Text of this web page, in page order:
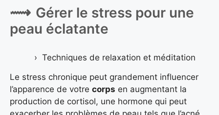
Gérer le stress pour une
peau éclatante
Techniques de relaxation et méditation
Le stress chronique peut grandement influencer
l’apparence de votre corps en augmentant la
production de cortisol, une hormone qui peut